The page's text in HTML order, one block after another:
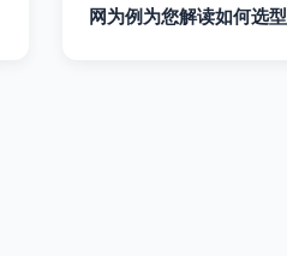
网为例为您解读如何选